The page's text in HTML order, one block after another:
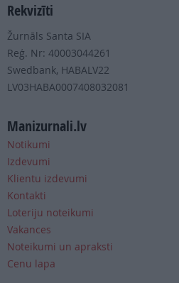
Rekvizīti
Žurnāls Santa SIA
Reģ. Nr: 40003044261
Swedbank, HABALV22
LV03HABA0007408032081
Manizurnali.lv
Notikumi
Izdevumi
Klientu izdevumi
Kontakti
Loteriju noteikumi
Vakances
Noteikumi un apraksti
Cenu lapa